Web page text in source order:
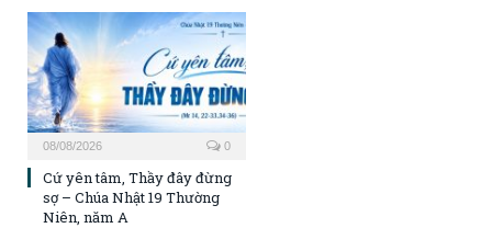
08/08/2026 0
Cứ yên tâm, Thầy đây đừng
sợ – Chúa Nhật 19 Thường
Niên, năm A